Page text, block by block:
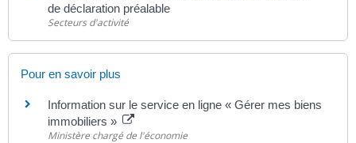
de déclaration préalable
Secteurs d'activité
Pour en savoir plus
Information sur le service en ligne « Gérer mes biens
immobiliers »
Ministère chargé de l'économie